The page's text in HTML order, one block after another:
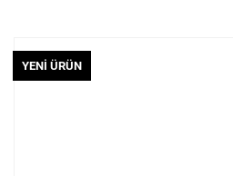
YENI ÜRÜN